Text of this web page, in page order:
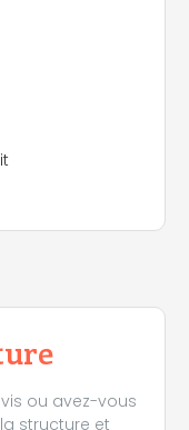
ou avez-vous
structure et
Leaflet |©Koobcamp S.r.l.